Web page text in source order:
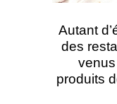
Autant
des
venus
produits